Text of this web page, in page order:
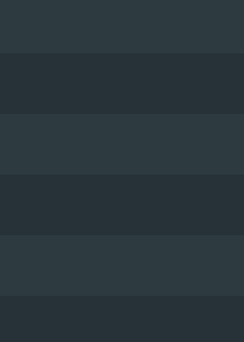
pas supportés)